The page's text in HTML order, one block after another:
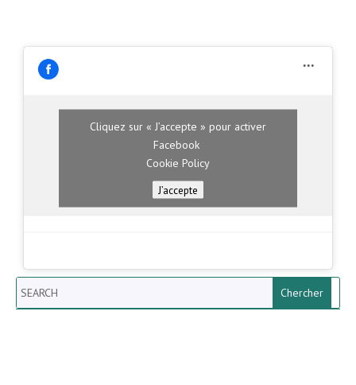
Cliquez sur « J’accepte » pour activer
Facebook
Cookie Policy
J’accepte
Search